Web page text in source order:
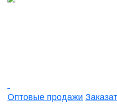
Оптовые продажи